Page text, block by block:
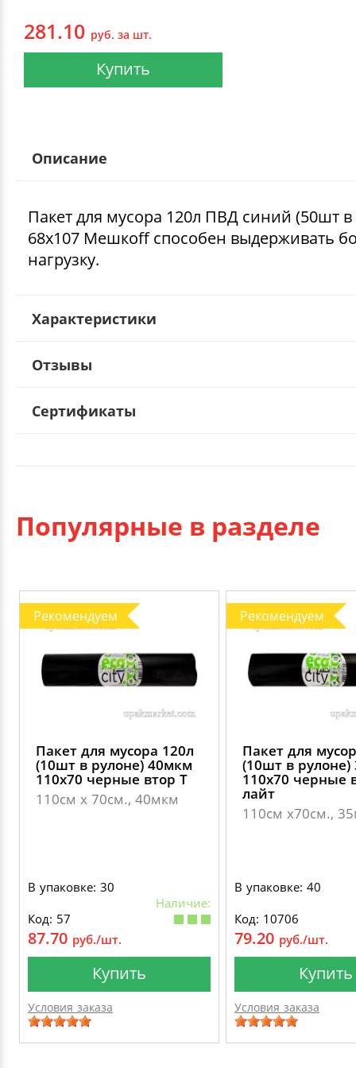
281.10 руб. за шт.
Купить
Описание
Пакет для мусора 120л ПВД синий (50шт в
68х107 Мешкоff способен выдерживать
нагрузку.
Характеристики
Отзывы
Сертификаты
Популярные в разделе
Рекомендуем
Пакет для мусора 120л
(10шт в рулоне) 40мкм
110х70 черные втор Т
110см х 70см., 40мкм
В упаковке: 30
Наличие:
Код: 57
87.70 руб./шт.
Купить
Условия заказа
Рекомендуем
Пакет для
(10шт в
110х70 черные
лайт
110см х70см.,
В упаковке: 40
Код: 10706
79.20 руб./шт.
Купить
Условия заказа